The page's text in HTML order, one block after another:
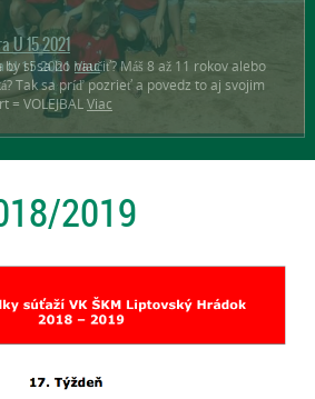
by si sa ho naučiť? Máš 8 až 11 rokov alebo
Tak sa príď pozrieť a povedz to aj svojim
= VOLEJBALViac
2019